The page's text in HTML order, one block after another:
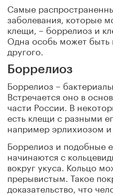
Самые
заболевания, которые
клещи, – боррелиоз и
Одна особь может быть
другого.
Боррелиоз
Боррелиоз –
Встречается оно в
части России. В
есть клещи с разными
например эрлихиозом
Боррелиоз и подобные
начинаются с
вокруг укуса. Кольцо
прерывистым. Такое
доказательство, что